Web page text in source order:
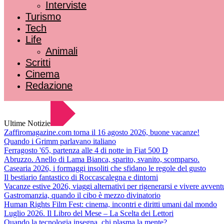
Interviste
Turismo
Tech
Life
Animali
Scritti
Cinema
Redazione
Ultime Notizie
Zaffiromagazine.com torna il 16 agosto 2026, buone vacanze!
Quando i Grimm parlavano italiano
Ferragosto '65, partenza alle 4 di notte in Fiat 500 D
Abruzzo. Anello di Lama Bianca, sparito, svanito, scomparso.
Casearia 2026, i formaggi insoliti che sfidano le regole del gusto
Il bestiario fantastico di Roccascalegna e dintorni
Vacanze estive 2026, viaggi alternativi per rigenerarsi e vivere
Gastromanzia, quando il cibo è mezzo divinatorio
Human Rights Film Fest: cinema, incontri e diritti umani dal mondo
Luglio 2026. Il Libro del Mese – La Scelta dei Lettori
Quando la tecnologia insegna, chi plasma la mente?